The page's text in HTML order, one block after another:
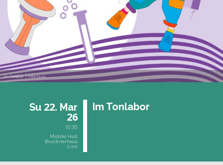
Im Tonlabor | mini.music
Su 22. Mar
26
10:30
Middle Hall
Brucknerhaus
Linz
Im Ton­la­bor